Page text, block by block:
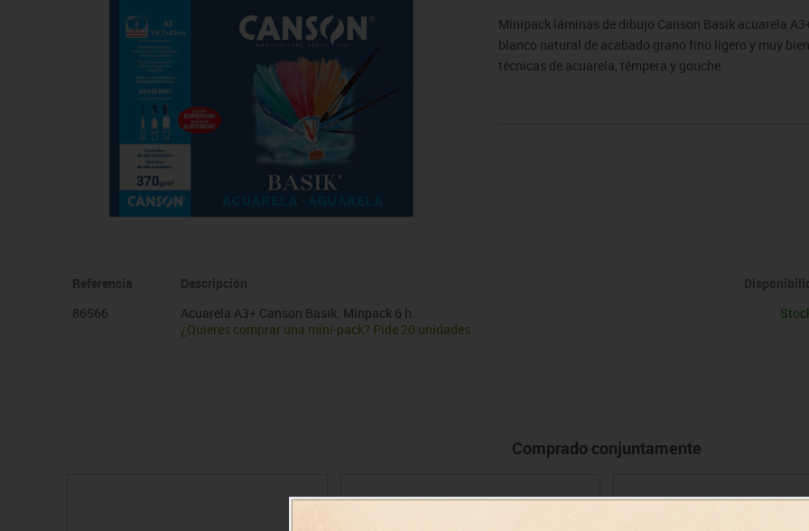
Manualidades
Material escolar
Plastifica, encuaderna, destruye
Papel y manipulados
Juegos de mesa
Juegos simbólicos
Pizarras, vitrinas y expositores
Sillas, bancos y taburetes
Vex robotics
Otros
Minipack láminas de dibujo Canson Basik acuarela
blanco natural de acabado grano fino ligero y muy
técnicas de acuarela, témpera y gouche.
Referencia Descripción
86566
Acuarela A3+ Canson Basik. Minpack 6 h.
¿Quieres comprar una mini-pack? Pide 20 unidades
Comprado conjuntamente